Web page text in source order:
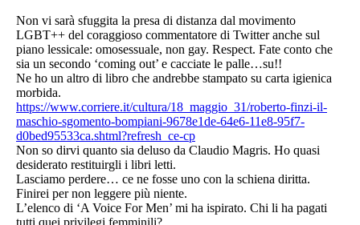
Non vi sarà sfuggita la presa di distanza dal movimento
LGBT++ del coraggioso commentatore di Twitter anche sul
piano lessicale: omosessuale, non gay. Respect. Fate conto che
sia un secondo ‘coming out’ e cacciate le palle…su!!
Ne ho un altro di libro che andrebbe stampato su carta igienica
morbida.
https://www.corriere.it/cultura/18_maggio_31/roberto-finzi-il-
maschio-sgomento-bompiani-9678e1de-64e6-11e8-95f7-
d0bed95533ca.shtml?refresh_ce-cp
Non so dirvi quanto sia deluso da Claudio Magris. Ho quasi
desiderato restituirgli i libri letti.
Lasciamo perdere… ce ne fosse uno con la schiena diritta.
Finirei per non leggere più niente.
L’elenco di ‘A Voice For Men’ mi ha ispirato. Chi li ha pagati
tutti quei privilegi femminili?